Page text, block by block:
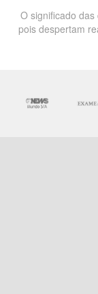
O significado
pois despertam